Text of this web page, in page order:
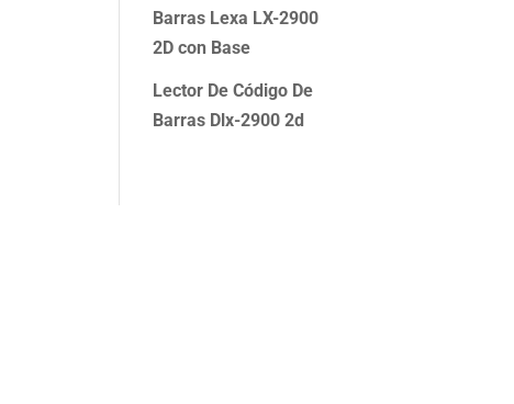
Barras Lexa LX-2900
2D con Base
Lector De Código De
Barras Dlx-2900 2d